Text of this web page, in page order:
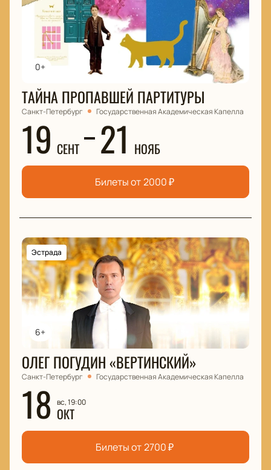
0+
ТАЙНА ПРОПАВШЕЙ ПАРТИТУРЫ
Санкт-Петербург Государственная Академическая Капелла
19 СЕНТ 21 НОЯБ
Билеты от 2000₽
6+
Эстрада
ОЛЕГ ПОГУДИН «ВЕРТИНСКИЙ»
Санкт-Петербург Государственная Академическая Капелла
18 вс, 19:00
ОКТ
Билеты от 2700₽